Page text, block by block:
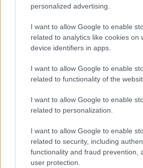
personalized advertising.
I want to allow Google to enable
related to analytics like cookies on
device identifiers in apps.
I want to allow Google to enable
related to functionality of the
I want to allow Google to enable
related to personalization.
I want to allow Google to enable
related to security, including
functionality and fraud prevention,
user protection.
Myyntilaskuihin liittyvät palvelut
Ostolaskuihin liittyvät palvelut
Palkkahallinnon palvelut
Sisäinen laskenta
YHTEYSTIEDOT
KATSO